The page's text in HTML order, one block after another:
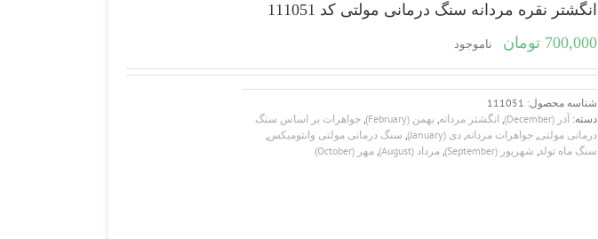
انگشتر نقره مردانه سنگ درمانی مولتی کد 111051
700,000 تومان ناموجود
شناسه محصول: 111051
دسته: آذر (December) , انگشتر مردانه, بهمن (February) , جواهرات بر اساس سنگ
درمانی مولتی, جواهرات مردانه, دی (January) , سنگ درمانی مولتی وانتومیکس,
سنگ ماه تولد, شهریور (September) , مرداد (August) , مهر (October)